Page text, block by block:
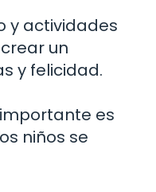
y actividades
un
y felicidad.
es
niños se